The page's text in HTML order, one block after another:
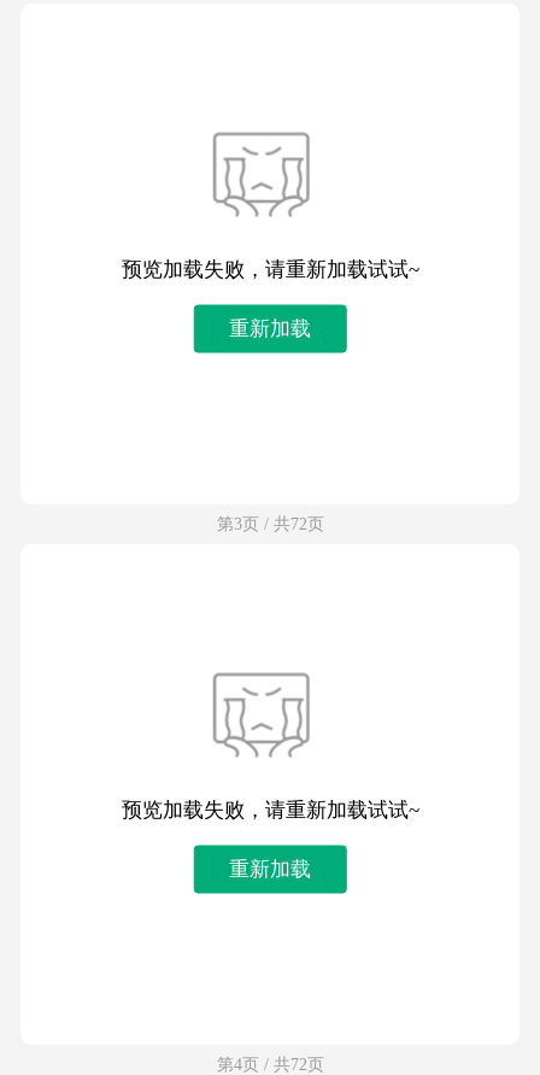
预览加载失败，请重新加载试试~
重新加载
第3页 / 共72页
预览加载失败，请重新加载试试~
重新加载
第4页 / 共72页